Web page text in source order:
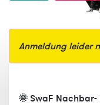
Anmeldung leider
🌞 SwaF